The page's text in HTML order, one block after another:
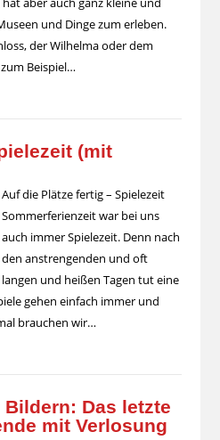
und Dinge zum erleben.
der Wilhelma oder dem
Beispiel…
(mit
Auf die Plätze fertig – Spielezeit
Sommerferienzeit war bei uns
auch immer Spielezeit. Denn nach
den anstrengenden und oft
langen und heißen Tagen tut eine
gehen einfach immer und
brauchen wir…
Das letzte
mit Verlosung